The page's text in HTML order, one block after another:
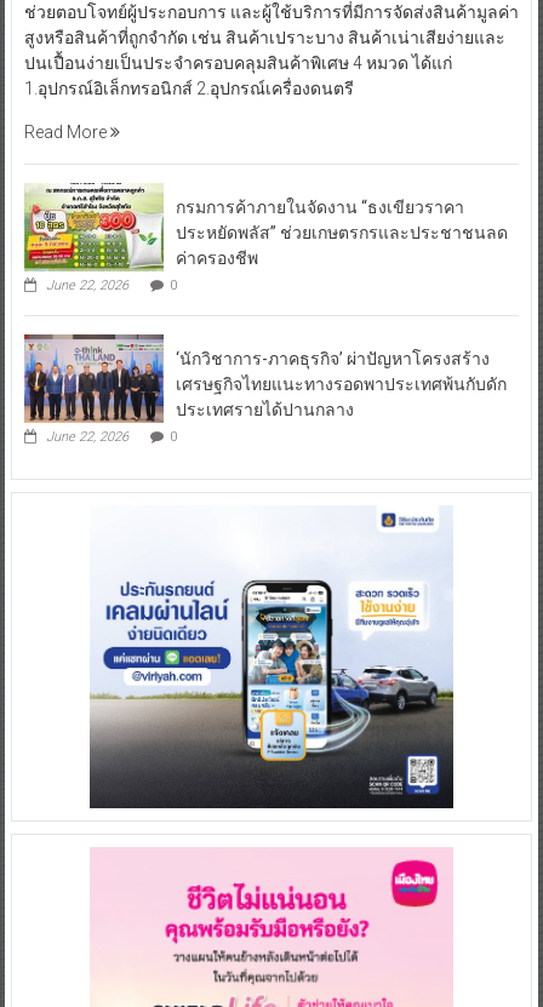
ช่วยตอบโจทย์ผู้ประกอบการ และผู้ใช้บริการที่มีการจัดส่งสินค้ามูลค่า
สูงหรือสินค้าที่ถูกจำกัด เช่น สินค้าเปราะบาง สินค้าเน่าเสียง่ายและ
ปนเปื้อนง่ายเป็นประจำครอบคลุมสินค้าพิเศษ 4 หมวด ได้แก่
1.อุปกรณ์อิเล็กทรอนิกส์ 2.อุปกรณ์เครื่องดนตรี
Read More
กรมการค้าภายในจัดงาน “ธงเขียวราคา
ประหยัดพลัส” ช่วยเกษตรกรและประชาชนลด
ค่าครองชีพ
June 22, 2026 0
‘นักวิชาการ-ภาคธุรกิจ’ ผ่าปัญหาโครงสร้าง
เศรษฐกิจไทยแนะทางรอดพาประเทศพ้นกับดัก
ประเทศรายได้ปานกลาง
June 22, 2026 0